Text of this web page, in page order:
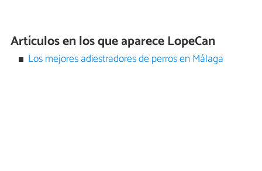
Artículos en los que aparece LopeCan
Los mejores adiestradores de perros en Málaga